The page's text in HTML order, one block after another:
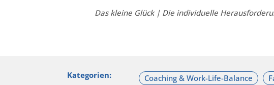
Das kleine Glück | Die individuelle
Kategorien: